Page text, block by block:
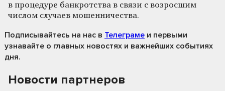
в процедуре банкротства в связи с возросшим
числом случаев мошенничества.
Подписывайтесь на нас в Телеграме и первыми
узнавайте о главных новостях и важнейших событиях
дня.
Новости партнеров